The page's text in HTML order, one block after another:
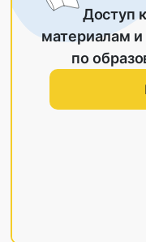
Доступ
материалам и
по